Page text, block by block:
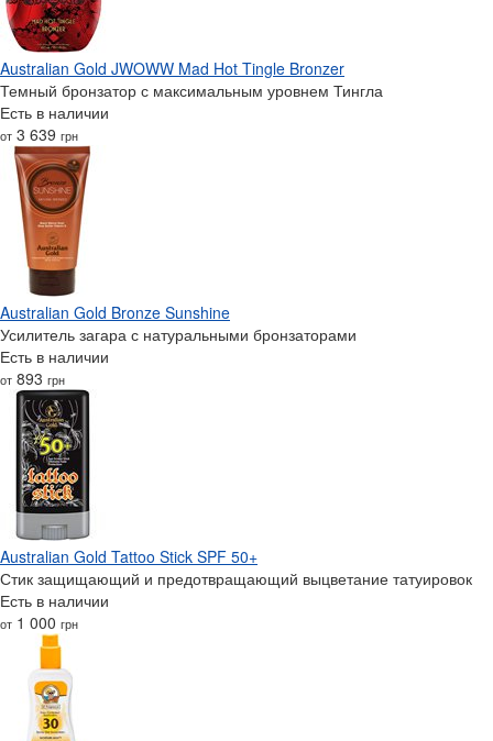
Australian Gold JWOWW Mad Hot Tingle Bronzer
Темный бронзатор с максимальным уровнем Тингла
Есть в наличии
от 3 639 грн
Australian Gold Bronze Sunshine
Усилитель загара с натуральными бронзаторами
Есть в наличии
от 893 грн
Australian Gold Tattoo Stick SPF 50+
Стик защищающий и предотвращающий выцветание татуировок
Есть в наличии
от 1 000 грн